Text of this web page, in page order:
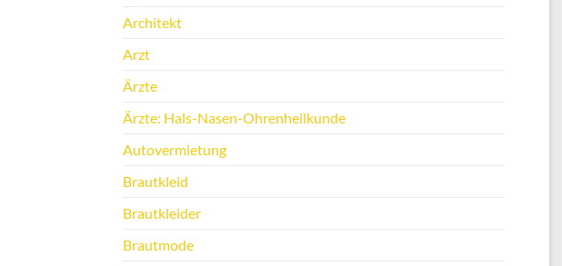
Architekt
Arzt
Ärzte
Ärzte: Hals-Nasen-Ohrenheilkunde
Autovermietung
Brautkleid
Brautkleider
Brautmode